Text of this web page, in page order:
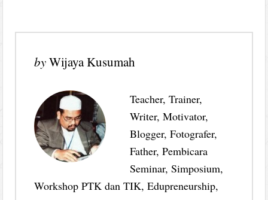
byWijaya Kusumah
Teacher, Trainer,
Writer, Motivator,
Blogger, Fotografer,
Father, Pembicara
Seminar, Simposium,
Workshop PTK dan TIK, Edupreneurship,